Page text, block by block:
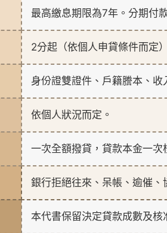
最高繳息期限為7年。分期付
2分起（依個人申貸條件而定）
身份證雙證件、戶籍謄本、收
依個人狀況而定。
一次全額撥貸，貸款本金一次
銀行拒絕往來、呆帳、逾催、
本代書保留決定貸款成數及核